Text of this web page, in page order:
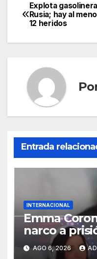
de
Explota
Rusia; hay al
12 heridos
Entrada
INTERNACIONAL
Emma
narco a
tiktoker
AGO 6, 2026